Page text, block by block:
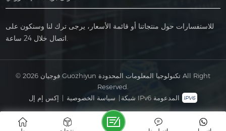
للاستفسارات حول منتجاتنا أو قائمة الأسعار، يرجى ترك لنا وسنكون على
© 2026 فوجيان Guozhiyun تكنولوجيا المعلومات المحدودة All Right
Reserved.
إكس إم إل | سياسة الخصوصية | شبكة IPv6 المدعومة